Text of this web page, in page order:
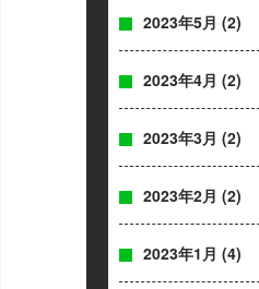
2023年5月 (2)
2023年4月 (2)
2023年3月 (2)
2023年2月 (2)
2023年1月 (4)